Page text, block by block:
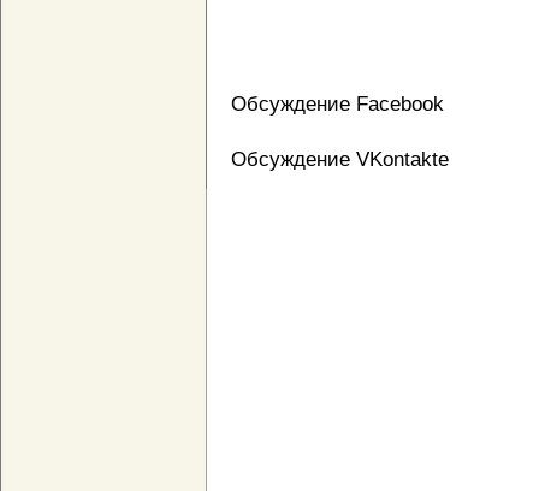
Обсуждение Facebook
Обсуждение VKontakte